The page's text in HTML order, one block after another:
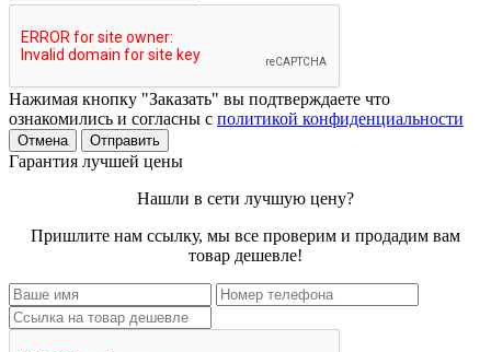
Нажимая кнопку "Заказать" вы подтверждаете что
ознакомились и согласны с политикой конфиденциальности
Отмена Отправить
Гарантия лучшей цены
Нашли в сети лучшую цену?
Пришлите нам ссылку, мы все проверим и продадим вам
товар дешевле!